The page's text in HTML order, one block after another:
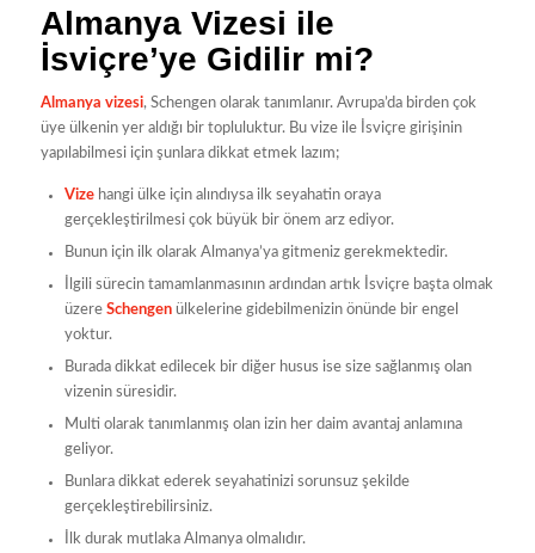
Almanya Vizesi ile
İsviçre’ye Gidilir mi?
Almanya vizesi, Schengen olarak tanımlanır. Avrupa’da birden çok
üye ülkenin yer aldığı bir topluluktur. Bu vize ile İsviçre girişinin
yapılabilmesi için şunlara dikkat etmek lazım;
Vizehangi ülke için alındıysa ilk seyahatin oraya
gerçekleştirilmesi çok büyük bir önem arz ediyor.
Bunun için ilk olarak Almanya’ya gitmeniz gerekmektedir.
İlgili sürecin tamamlanmasının ardından artık İsviçre başta olmak
üzere Schengenülkelerine gidebilmenizin önünde bir engel
yoktur.
Burada dikkat edilecek bir diğer husus ise size sağlanmış olan
vizenin süresidir.
Multi olarak tanımlanmış olan izin her daim avantaj anlamına
geliyor.
Bunlara dikkat ederek seyahatinizi sorunsuz şekilde
gerçekleştirebilirsiniz.
İlk durak mutlaka Almanya olmalıdır.